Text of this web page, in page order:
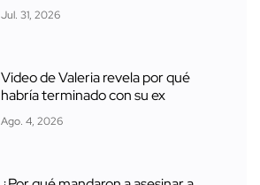
Jul. 31, 2026
Video de Valeria revela por qué
habría terminado con su ex
Ago. 4, 2026